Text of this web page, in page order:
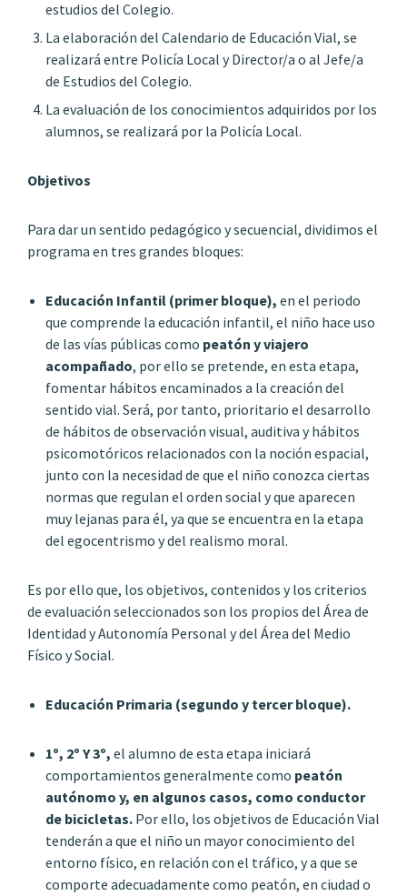
estudios del Colegio.
La elaboración del Calendario de Educación Vial, se
realizará entre Policía Local y Director/a o al Jefe/a
de Estudios del Colegio.
La evaluación de los conocimientos adquiridos por los
alumnos, se realizará por la Policía Local.
Objetivos
Para dar un sentido pedagógico y secuencial, dividimos el
programa en tres grandes bloques:
Educación Infantil (primer bloque), en el periodo
que comprende la educación infantil, el niño hace uso
de las vías públicas como peatón y viajero
acompañado, por ello se pretende, en esta etapa,
fomentar hábitos encaminados a la creación del
sentido vial. Será, por tanto, prioritario el desarrollo
de hábitos de observación visual, auditiva y hábitos
psicomotóricos relacionados con la noción espacial,
junto con la necesidad de que el niño conozca ciertas
normas que regulan el orden social y que aparecen
muy lejanas para él, ya que se encuentra en la etapa
del egocentrismo y del realismo moral.
Es por ello que, los objetivos, contenidos y los criterios
de evaluación seleccionados son los propios del Área de
Identidad y Autonomía Personal y del Área del Medio
Físico y Social.
Educación Primaria (segundo y tercer bloque).
1º, 2º Y 3º, el alumno de esta etapa iniciará
comportamientos generalmente como peatón
autónomo y, en algunos casos, como conductor
de bicicletas. Por ello, los objetivos de Educación Vial
tenderán a que el niño un mayor conocimiento del
entorno físico, en relación con el tráfico, y a que se
comporte adecuadamente como peatón, en ciudad o